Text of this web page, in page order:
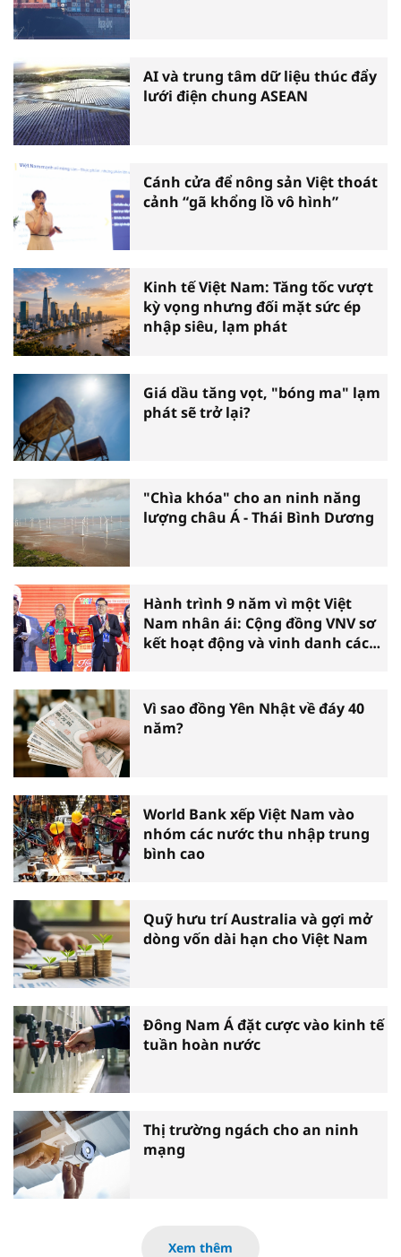
AI và trung tâm dữ liệu thúc đẩy
lưới điện chung ASEAN
Cánh cửa để nông sản Việt thoát
cảnh “gã khổng lồ vô hình”
Kinh tế Việt Nam: Tăng tốc vượt
kỳ vọng nhưng đối mặt sức ép
nhập siêu, lạm phát
Giá dầu tăng vọt, "bóng ma" lạm
phát sẽ trở lại?
"Chìa khóa" cho an ninh năng
lượng châu Á - Thái Bình Dương
Hành trình 9 năm vì một Việt
Nam nhân ái: Cộng đồng VNV sơ
kết hoạt động và vinh danh các
Vì sao đồng Yên Nhật về đáy 40
năm?
World Bank xếp Việt Nam vào
nhóm các nước thu nhập trung
bình cao
Quỹ hưu trí Australia và gợi mở
dòng vốn dài hạn cho Việt Nam
Đông Nam Á đặt cược vào kinh tế
tuần hoàn nước
Thị trường ngách cho an ninh
mạng
Xem thêm